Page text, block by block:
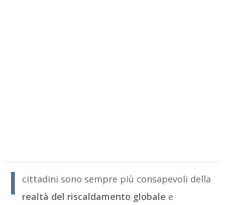
I
cittadini sono sempre più consapevoli della
realtà del riscaldamento globale e